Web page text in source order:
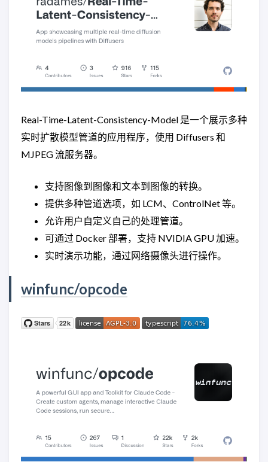
Real-Time-Latent-Consistency-Model 是一个展示多种
实时扩散模型管道的应用程序，使用 Diffusers 和
MJPEG 流服务器。
支持图像到图像和文本到图像的转换。
提供多种管道选项，如 LCM、ControlNet 等。
允许用户自定义自己的处理管道。
可通过 Docker 部署，支持 NVIDIA GPU 加速。
实时演示功能，通过网络摄像头进行操作。
winfunc/opcode